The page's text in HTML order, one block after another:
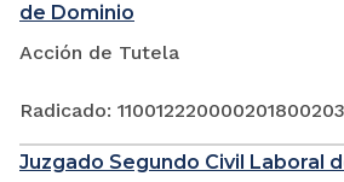
de Dominio
Acción de Tutela
Radicado:
Juzgado Segundo Civil Laboral